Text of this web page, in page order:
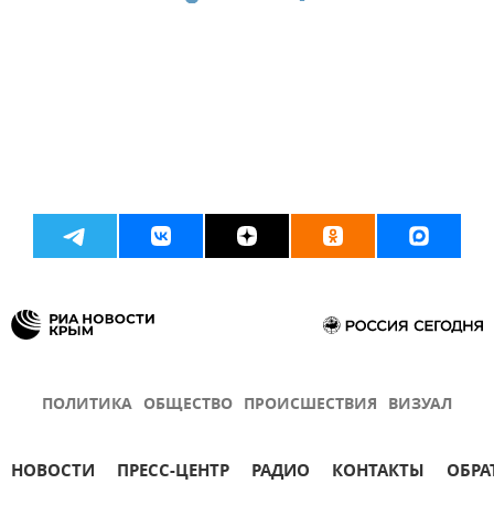
ПОЛИТИКА ОБЩЕСТВО ПРОИСШЕСТВИЯ ВИЗУАЛ
НОВОСТИ ПРЕСС-ЦЕНТР РАДИО КОНТАКТЫ